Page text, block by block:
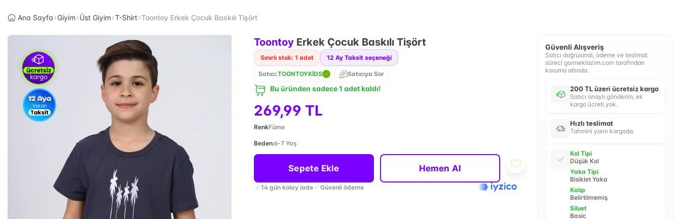
Ana Sayfa Giyim Üst Giyim T-Shirt Toontoy Erkek Çocuk Baskılı Tişört
Toontoy Erkek Çocuk Baskılı Tişört
Sınırlı stok: 1 adet 12 Ay Taksit seçeneği
Satıcı:TOONTOYKİDS Satıcıya Sor
Bu üründen sadece 1 adet kaldı!
269,99 TL
RenkFüme
Beden:6-7 Yaş
Sepete Ekle Hemen Al
14 gün kolay iade Güvenli ödeme
Güvenli Alışveriş
Satıcı doğrulandı, ödeme ve teslimat
süreci gormeklazim.com tarafından
koruma altında.
200 TL üzeri ücretsiz kargo
Satıcı onaylı gönderim, ek
kargo ücreti yok.
Hızlı teslimat
Tahmini yarın kargoda.
Kol Tipi
Düşük Kol
Yaka Tipi
Bisiklet Yaka
Kalıp
Belirtilmemiş
Siluet
Basic